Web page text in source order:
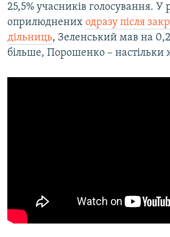
Усі сайти RFE/RL
25,5% учасників голосування. У
оприлюднених одразу після
дільниць, Зеленський мав на
більше, Порошенко –